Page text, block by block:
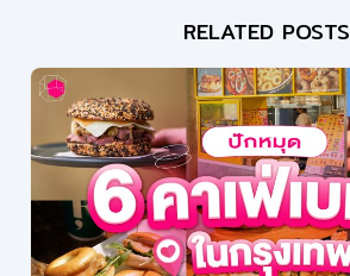
RELATED POSTS